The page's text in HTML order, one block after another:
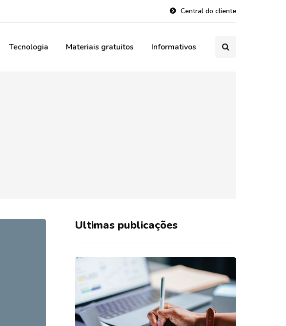
Central do cliente
Tecnologia Materiais gratuitos Informativos
Ultimas publicações